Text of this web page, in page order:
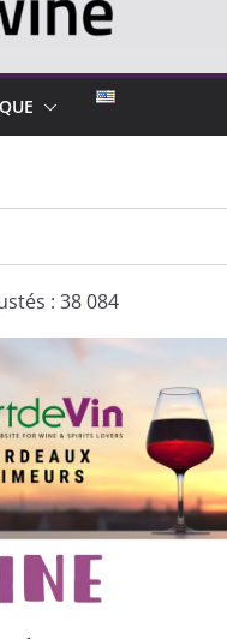
: 38 084